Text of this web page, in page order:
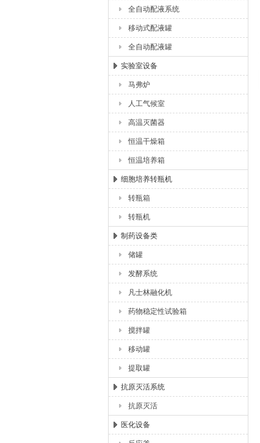
全自动配液系统
移动式配液罐
全自动配液罐
实验室设备
马弗炉
人工气候室
高温灭菌器
恒温干燥箱
恒温培养箱
细胞培养转瓶机
转瓶箱
转瓶机
制药设备类
储罐
发酵系统
凡士林融化机
药物稳定性试验箱
搅拌罐
移动罐
提取罐
抗原灭活系统
抗原灭活
医化设备